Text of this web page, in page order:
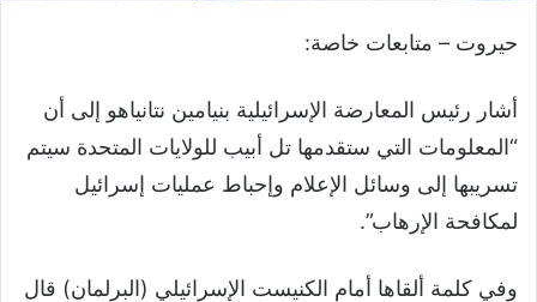
حيروت – متابعات خاصة:
أشار رئيس المعارضة الإسرائيلية بنيامين نتانياهو إلى أن
“المعلومات التي ستقدمها تل أبيب للولايات المتحدة سيتم
تسريبها إلى وسائل الإعلام وإحباط عمليات إسرائيل
لمكافحة الإرهاب”.
وفي كلمة ألقاها أمام الكنيست الإسرائيلي (البرلمان) قال